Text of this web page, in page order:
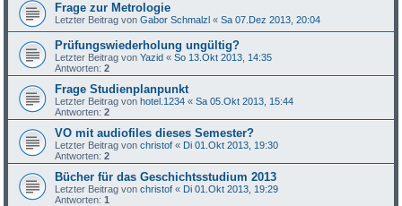
Frage zur Metrologie
Letzter Beitrag vonGabor Schmalzl «Sa 07.Dez 2013, 20:04
Prüfungswiederholung ungültig?
Letzter Beitrag vonYazid «So 13.Okt 2013, 14:35
Antworten:2
Frage Studienplanpunkt
Letzter Beitrag vonhotel.1234 «Sa 05.Okt 2013, 15:44
Antworten:2
VO mit audiofiles dieses Semester?
Letzter Beitrag vonchristof « Di 01.Okt 2013, 19:30
Antworten:2
Bücher für das Geschichtsstudium 2013
Letzter Beitrag vonchristof « Di 01.Okt 2013, 19:29
Antworten:1